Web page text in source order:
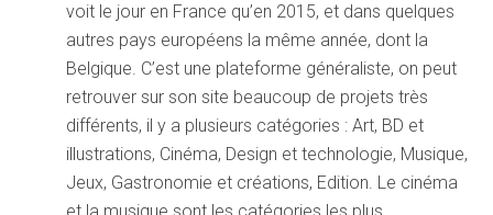
voit le jour en France qu’en 2015, et dans quelques
autres pays européens la même année, dont la
Belgique. C’est une plateforme généraliste, on peut
retrouver sur son site beaucoup de projets très
différents, il y a plusieurs catégories : Art, BD et
illustrations, Cinéma, Design et technologie, Musique,
Jeux, Gastronomie et créations, Edition. Le cinéma